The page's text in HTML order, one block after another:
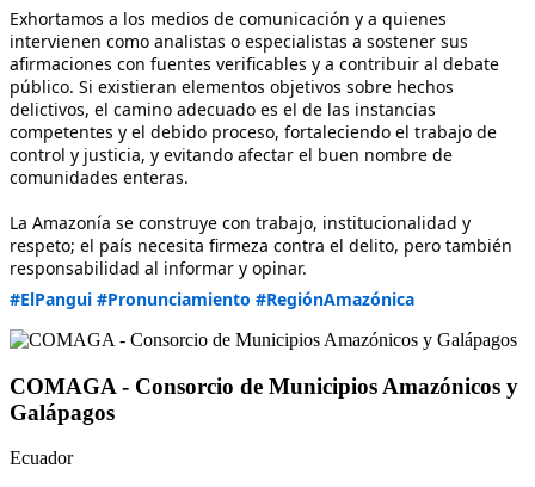
Exhortamos a los medios de comunicación y a quienes
intervienen como analistas o especialistas a sostener sus
afirmaciones con fuentes verificables y a contribuir al debate
público. Si existieran elementos objetivos sobre hechos
delictivos, el camino adecuado es el de las instancias
competentes y el debido proceso, fortaleciendo el trabajo de
control y justicia, y evitando afectar el buen nombre de
comunidades enteras.
La Amazonía se construye con trabajo, institucionalidad y
respeto; el país necesita firmeza contra el delito, pero también
responsabilidad al informar y opinar.
#ElPangui #Pronunciamiento #RegiónAmazónica
COMAGA - Consorcio de Municipios Amazónicos y
Galápagos
Ecuador